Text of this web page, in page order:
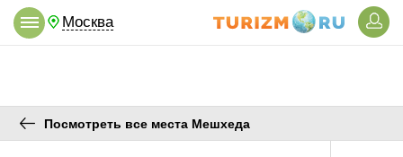
Москва
Посмотреть все места Мешхеда